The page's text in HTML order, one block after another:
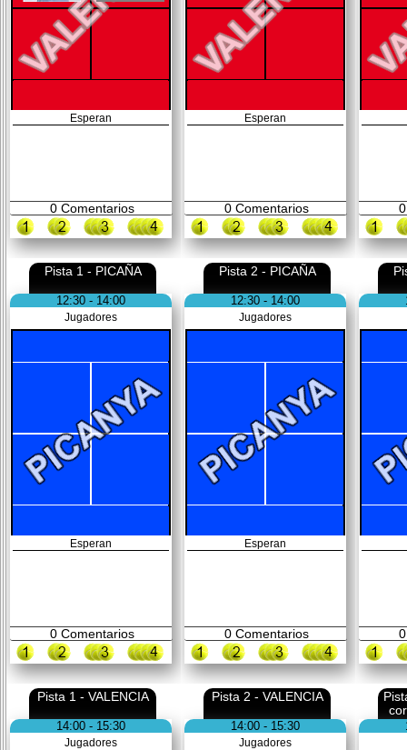
Esperan
0Comentarios
Esperan
0Comentarios 0
Pista 1 - PICAÑA
12:30 - 14:00
Jugadores
Esperan
0Comentarios
Pista 2 - PICAÑA
12:30 - 14:00
Jugadores
Esperan
0Comentarios 0
Pista 1 - VALENCIA
14:00 - 15:30
Jugadores
Pista 2 - VALENCIA
14:00 - 15:30
Jugadores